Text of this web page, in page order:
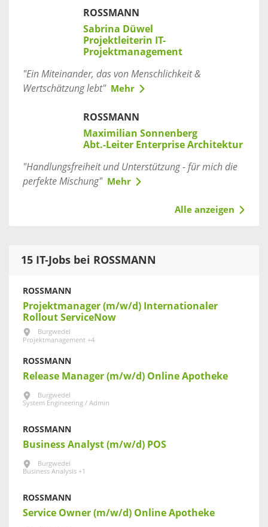
ROSSMANN
Sabrina Düwel
Projektleiterin IT-
Projektmanagement
"Ein Miteinander, das von Menschlichkeit &
Wertschätzung lebt" Mehr
ROSSMANN
Maximilian Sonnenberg
Abt.-Leiter Enterprise Architektur
"Handlungsfreiheit und Unterstützung - für mich die
perfekte Mischung" Mehr
Alle anzeigen
15 IT-Jobs bei ROSSMANN
ROSSMANN
Projektmanager (m/w/d) Internationaler
Rollout ServiceNow
Burgwedel
Projektmanagement +4
ROSSMANN
Release Manager (m/w/d) Online Apotheke
Burgwedel
System Engineering / Admin
ROSSMANN
Business Analyst (m/w/d) POS
Burgwedel
Business Analysis +1
ROSSMANN
Service Owner (m/w/d) Online Apotheke